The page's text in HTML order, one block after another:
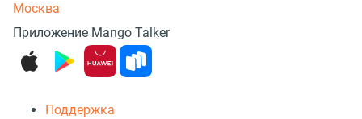
Москва
Приложение Mango Talker
Поддержка